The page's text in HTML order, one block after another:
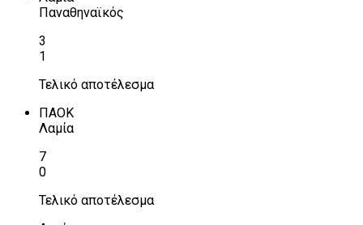
Παναθηναϊκός
3
1
Τελικό αποτέλεσμα
ΠΑΟΚ
Λαμία
7
0
Τελικό αποτέλεσμα